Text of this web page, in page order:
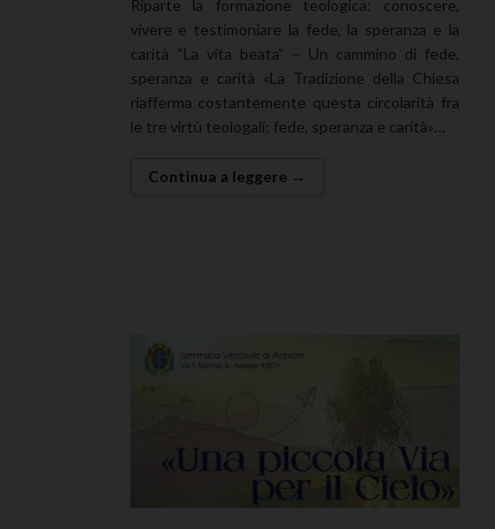
Riparte la formazione teologica: conoscere,
vivere e testimoniare la fede, la speranza e la
carità “La vita beata” – Un cammino di fede,
speranza e carità «La Tradizione della Chiesa
riafferma costantemente questa circolarità fra
le tre virtù teologali: fede, speranza e carità»…
Continua a leggere →